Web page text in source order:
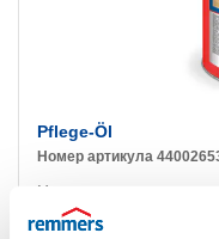
Pflege-Öl
Номер артикула
Масло натуральное на
мебели, отделки стен из